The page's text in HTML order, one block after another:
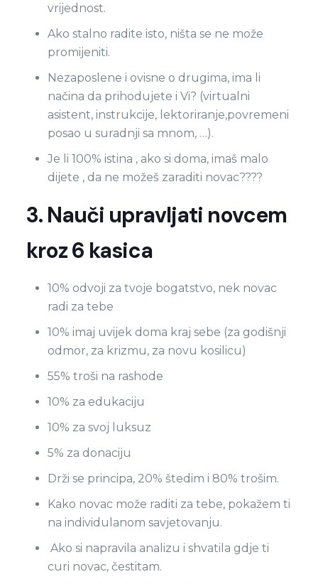
vrijednost.
Ako stalno radite isto, ništa se ne može
promijeniti.
Nezaposlene i ovisne o drugima, ima li
načina da prihodujete i Vi? (virtualni
asistent, instrukcije, lektoriranje,povremeni
posao u suradnji sa mnom, …).
Je li 100% istina , ako si doma, imaš malo
dijete , da ne možeš zaraditi novac????
3. Nauči upravljati novcem
kroz 6 kasica
10% odvoji za tvoje bogatstvo, nek novac
radi za tebe
10% imaj uvijek doma kraj sebe (za godišnji
odmor, za krizmu, za novu kosilicu)
55% troši na rashode
10% za edukaciju
10% za svoj luksuz
5% za donaciju
Drži se principa, 20% štedim i 80% trošim.
Kako novac može raditi za tebe, pokažem ti
na individulanom savjetovanju.
Ako si napravila analizu i shvatila gdje ti
curi novac, čestitam.